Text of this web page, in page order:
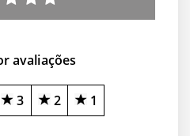
avaliações
3 2 1